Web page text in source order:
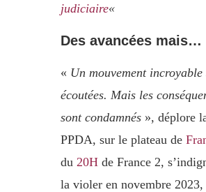
judiciaire«
Des avancées mais…
« Un mouvement
écoutées. Mais les
sont condamnés », déplore
PPDA, sur le plateau de
du 20H de France 2,
la violer en novembre